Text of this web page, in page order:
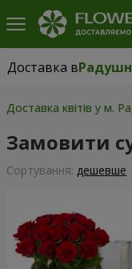
Доставка в
Доставка в
Доставка квітів у м.
Замовити
Сортування: дешевше